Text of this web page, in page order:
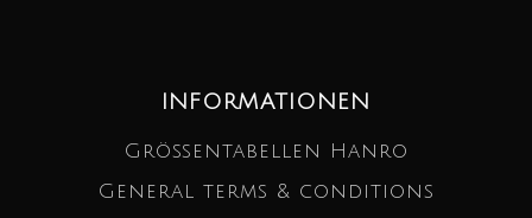
INFORMATIONEN
Größentabellen Hanro
General terms & conditions